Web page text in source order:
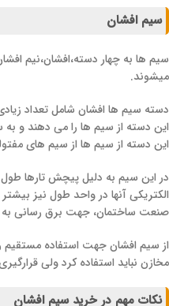
سیم افشان
سیم ها به چهار دسته،افشان،نیم
میشوند.
دسته سیم ها افشان شامل تعداد
این دسته از سیم ها را می دهند و
این دسته از سیم ها از سیم های
در این سیم به دلیل پیچش تارها
الکتریکی آنها در واحد طول نیز
صنعت ساختمان، جهت برق رسانی به
از سیم افشان جهت استفاده مستقیم
مخازن نباید استفاده کرد ولی
نکات مهم در خرید سیم افشان